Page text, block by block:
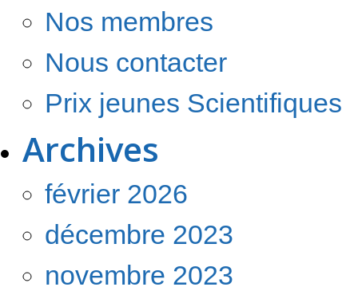
Nos membres
Nous contacter
Prix jeunes Scientifiques
Archives
février 2026
décembre 2023
novembre 2023